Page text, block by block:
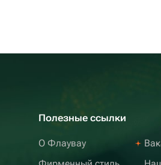
Полезные ссылки
О Флаувау